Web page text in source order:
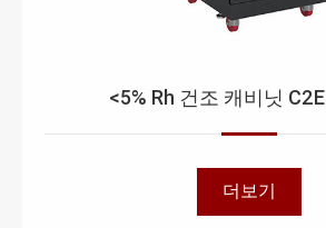
<5% Rh 건조 캐비닛
더보기